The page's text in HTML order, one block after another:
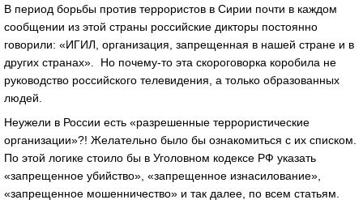
В период борьбы против террористов в Сирии почти в каждом
сообщении из этой страны российские дикторы постоянно
говорили: «ИГИЛ, организация, запрещенная в нашей стране и в
других странах». Но почему-то эта скороговорка коробила не
руководство российского телевидения, а только образованных
людей.
Неужели в России есть «разрешенные террористические
организации»?! Желательно было бы ознакомиться с их списком.
По этой логике стоило бы в Уголовном кодексе РФ указать
«запрещенное убийство», «запрещенное изнасилование»,
«запрещенное мошенничество» и так далее, по всем статьям.